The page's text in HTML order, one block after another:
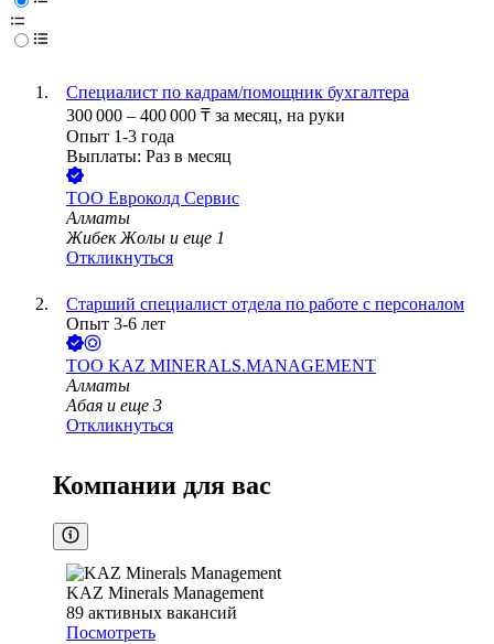
Специалист по кадрам/помощник бухгалтера
300 000 – 400 000 ₸ за месяц, на руки
Опыт 1-3 года
Выплаты: Раз в месяц
ТОО Евроколд Сервис
Алматы
Жибек Жолы и еще 1
Откликнуться
Старший специалист отдела по работе с персоналом
Опыт 3-6 лет
ТОО KAZ MINERALS.MANAGEMENT
Алматы
Абая и еще 3
Откликнуться
Компании для вас
KAZ Minerals Management
89 активных вакансий
Посмотреть